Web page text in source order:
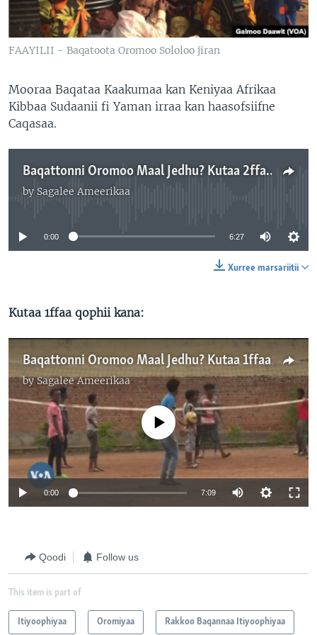
FAAYILII - Baqatoota Oromoo Sololoo jiran
Mooraa Baqataa Kaakumaa kan Keniyaa Afrikaa
Kibbaa Sudaanii fi Yaman irraa kan haasofsiifne
Caqasaa.
Baqattonni Oromoo Maal Jedhu? Kutaa 2ffaa
by Sagalee Ameerikaa
No media source currently available
0:00 6:27
Xurree marsariitii
Kutaa 1ffaa qophii kana:
Baqattonni Oromoo Maal Jedhu? Kutaa 1ffaa
bySagalee Ameerikaa
No media source currently available
0:00 7:09
Qoodi Follow us
This item is part of
Itiyoophiyaa Oromiyaa Rakkoo Baqannaa Itiyoophiyaa